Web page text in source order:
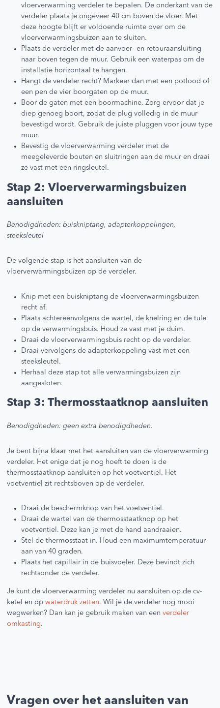
vloerverwarming verdeler te bepalen. De onderkant van de
verdeler plaats je ongeveer 40 cm boven de vloer. Met
deze hoogte blijft er voldoende ruimte over om de
vloerverwarmingsbuizen aan te sluiten.
Plaats de verdeler met de aanvoer- en retouraansluiting
naar boven tegen de muur. Gebruik een waterpas om de
installatie horizontaal te hangen.
Hangt de verdeler recht? Markeer dan met een potlood of
een pen de vier boorgaten op de muur.
Boor de gaten met een boormachine. Zorg ervoor dat je
diep genoeg boort, zodat de plug volledig in de muur
bevestigd wordt. Gebruik de juiste pluggen voor jouw type
muur.
Bevestig de vloerverwarming verdeler met de
meegeleverde bouten en sluitringen aan de muur en draai
ze vast met een ringsleutel.
Stap 2: Vloerverwarmingsbuizen
aansluiten
Benodigdheden: buiskniptang, adapterkoppelingen,
steeksleutel
De volgende stap is het aansluiten van de
vloerverwarmingsbuizen op de verdeler.
Knip met een buiskniptang de vloerverwarmingsbuizen
recht af.
Plaats achtereenvolgens de wartel, de knelring en de tule
op de verwarmingsbuis. Houd ze vast met je duim.
Draai de vloerverwarmingsbuis recht op de verdeler.
Draai vervolgens de adapterkoppeling vast met een
steeksleutel.
Herhaal deze stap tot alle verwarmingsbuizen zijn
aangesloten.
Stap 3: Thermosstaatknop aansluiten
Benodigdheden: geen extra benodigdheden.
Je bent bijna klaar met het aansluiten van de vloerverwarming
verdeler. Het enige dat je nog hoeft te doen is de
thermosstaatknop aansluiten op het voetventiel. Het
voetventiel zit rechtsboven op de verdeler.
Draai de beschermknop van het voetventiel.
Draai de wartel van de thermosstaatknop op het
voetventiel. Deze kan je met de hand aandraaien.
Stel de thermosstaat in. Houd een maximumtemperatuur
aan van 40 graden.
Plaats het capillair in de buisvoeler. Deze bevindt zich
rechtsonder de verdeler.
Je kunt de vloerverwarming verdeler nu aansluiten op de cv-
ketel en opwaterdruk zetten. Wil je de verdeler nog mooi
wegwerken? Dan kan je gebruik maken van eenverdeler
omkasting.
Vragen over het aansluiten van